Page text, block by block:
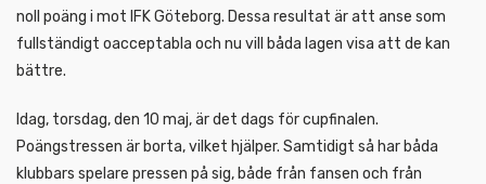
noll poäng i mot IFK Göteborg. Dessa resultat är att anse som
fullständigt oacceptabla och nu vill båda lagen visa att de kan
bättre.
Idag, torsdag, den 10 maj, är det dags för cupfinalen.
Poängstressen är borta, vilket hjälper. Samtidigt så har båda
klubbars spelare pressen på sig, både från fansen och från